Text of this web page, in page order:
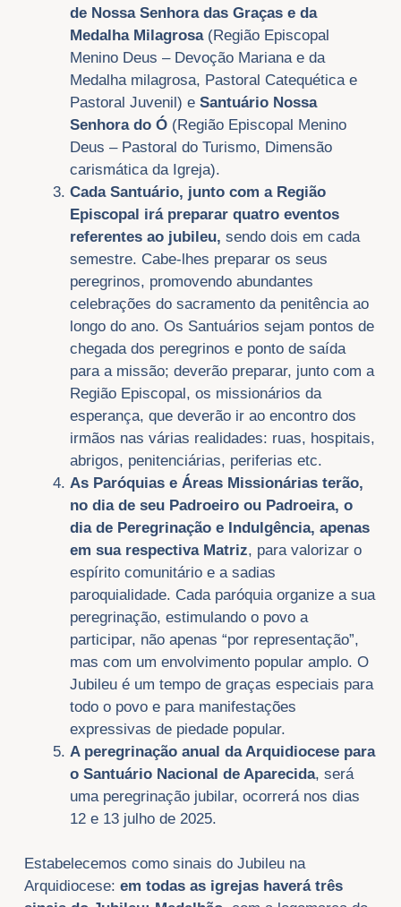
de Nossa Senhora das Graças e da
Medalha Milagrosa(Região Episcopal
Menino Deus – Devoção Mariana e da
Medalha milagrosa, Pastoral Catequética e
Pastoral Juvenil) e Santuário Nossa
Senhora do Ó(Região Episcopal Menino
Deus – Pastoral do Turismo, Dimensão
carismática da Igreja).
Cada Santuário, junto com a Região
Episcopal irá preparar quatro eventos
referentes ao jubileu, sendo dois em cada
semestre. Cabe-lhes preparar os seus
peregrinos, promovendo abundantes
celebrações do sacramento da penitência ao
longo do ano. Os Santuários sejam pontos de
chegada dos peregrinos e ponto de saída
para a missão; deverão preparar, junto com a
Região Episcopal, os missionários da
esperança, que deverão ir ao encontro dos
irmãos nas várias realidades: ruas, hospitais,
abrigos, penitenciárias, periferias etc.
As Paróquias e Áreas Missionárias terão,
no dia de seu Padroeiro ou Padroeira, o
dia de Peregrinação e Indulgência, apenas
em sua respectiva Matriz, para valorizar o
espírito comunitário e a sadias
paroquialidade. Cada paróquia organize a sua
peregrinação, estimulando o povo a
participar, não apenas “por representação”,
mas com um envolvimento popular amplo. O
Jubileu é um tempo de graças especiais para
todo o povo e para manifestações
expressivas de piedade popular.
A peregrinação anual da Arquidiocese para
o Santuário Nacional de Aparecida, será
uma peregrinação jubilar, ocorrerá nos dias
12 e 13 julho de 2025.
Estabelecemos como sinais do Jubileu na
Arquidiocese: em todas as igrejas haverá três